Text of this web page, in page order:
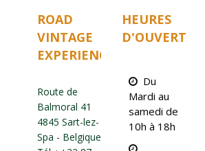
ROAD
VINTAGE
EXPERIENCE
Route de
Balmoral 41
4845 Sart-lez-
Spa - Belgique
HEURES
D'OUVERTURE
Du
Mardi au
samedi de
10h à 18h